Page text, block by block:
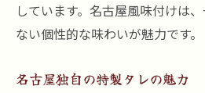
しています。名古屋風味付けは
ない個性的な味わいが魅力です。
名古屋独自の特製タレの魅力